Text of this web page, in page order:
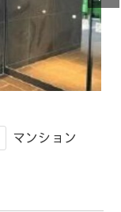
マンション